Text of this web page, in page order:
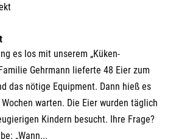
es los mit unserem „Küken-
Gehrmann lieferte 48 Eier zum
das nötige Equipment. Dann hieß es
warten. Die Eier wurden täglich
Kindern besucht. Ihre Frage?
„Wann...